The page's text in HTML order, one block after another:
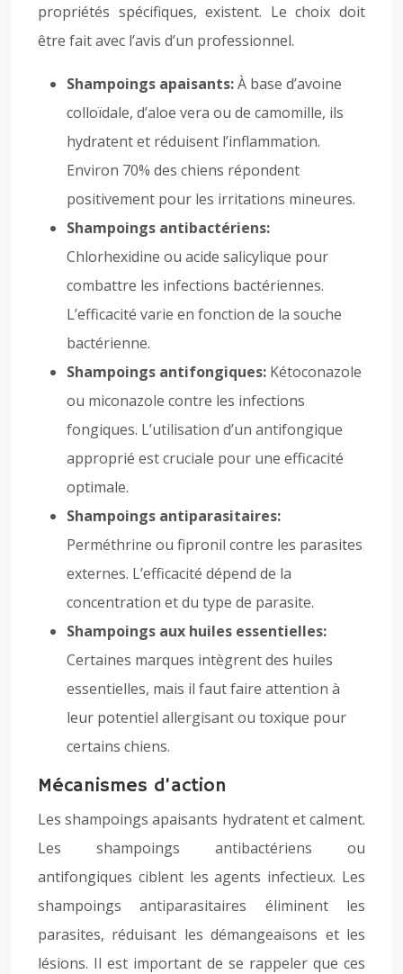
propriétés spécifiques, existent. Le choix doit
être fait avec l’avis d’un professionnel.
Shampoings apaisants:À base d’avoine
colloïdale, d’aloe vera ou de camomille, ils
hydratent et réduisent l’inflammation.
Environ 70% des chiens répondent
positivement pour les irritations mineures.
Shampoings antibactériens:
Chlorhexidine ou acide salicylique pour
combattre les infections bactériennes.
L’efficacité varie en fonction de la souche
bactérienne.
Shampoings antifongiques: Kétoconazole
ou miconazole contre les infections
fongiques. L’utilisation d’un antifongique
approprié est cruciale pour une efficacité
optimale.
Shampoings antiparasitaires:
Perméthrine ou fipronil contre les parasites
externes. L’efficacité dépend de la
concentration et du type de parasite.
Shampoings aux huiles essentielles:
Certaines marques intègrent des huiles
essentielles, mais il faut faire attention à
leur potentiel allergisant ou toxique pour
certains chiens.
Mécanismes d’action
Les shampoings apaisants hydratent et calment.
Les shampoings antibactériens ou
antifongiques ciblent les agents infectieux. Les
shampoings antiparasitaires éliminent les
parasites, réduisant les démangeaisons et les
lésions. Il est important de se rappeler que ces